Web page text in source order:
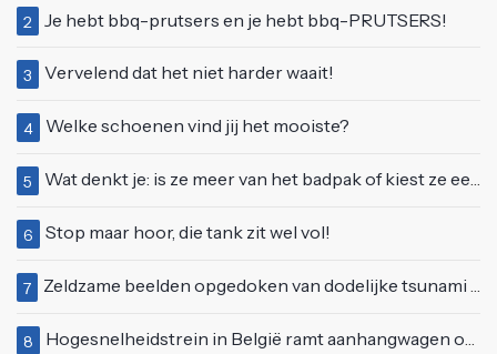
2 Je hebt bbq-prutsers en je hebt bbq-PRUTSERS!
3 Vervelend dat het niet harder waait!
4 Welke schoenen vind jij het mooiste?
5 Wat denkt je: is ze meer van het badpak of kiest ze eerder voor een bikini?
6 Stop maar hoor, die tank zit wel vol!
7 Zeldzame beelden opgedoken van dodelijke tsunami uit 2004
8 Hogesnelheidstrein in België ramt aanhangwagen op een spoorwegovergang in Doornik